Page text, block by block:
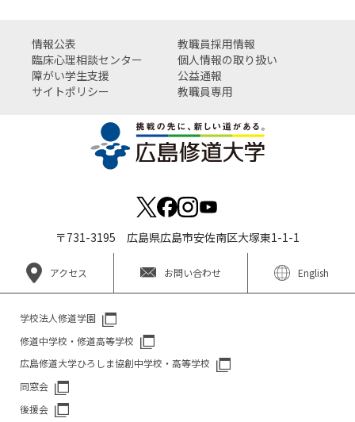
情報公表
教職員採用情報
臨床心理相談センター
個人情報の取り扱い
障がい学生支援
公益通報
サイトポリシー
教職員専用
〒731-3195 広島県広島市安佐南区大塚東1-1-1
アクセス お問い合わせ English
学校法人修道学園
修道中学校・修道高等学校
広島修道大学ひろしま協創中学校・高等学校
同窓会
後援会